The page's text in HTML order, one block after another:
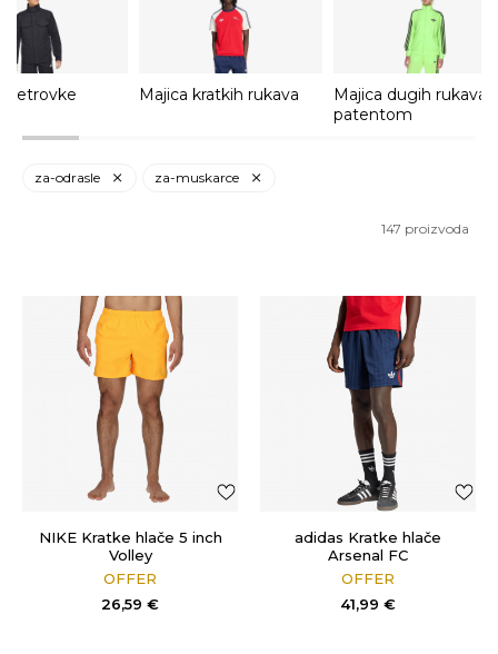
Majica kratkih rukava
Majica dugih rukava s
patentom
za-odrasle za-muskarce
147 proizvoda
NIKE Kratke hlače 5 inch
Volley
OFFER
26,59 €
adidas Kratke hlače
Arsenal FC
OFFER
41,99 €